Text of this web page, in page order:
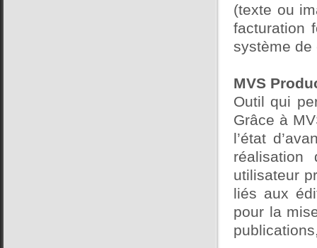
(texte ou
facturation
système de
MVS
Outil qui
Grâce à
l’état
réalisation
utilisateur
liés aux
pour la